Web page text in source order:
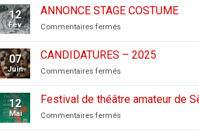
AUX
FESTIVALS
–
12
Fév
ANNONCE STAGE COSTUME
Commentaires ferméssur
STAGE
COSTUME
07
Juin
CANDIDATURES – 2025
Commentaires ferméssur
2025
12
Mai
Festival de théâtre amateur de
Commentaires ferméssur